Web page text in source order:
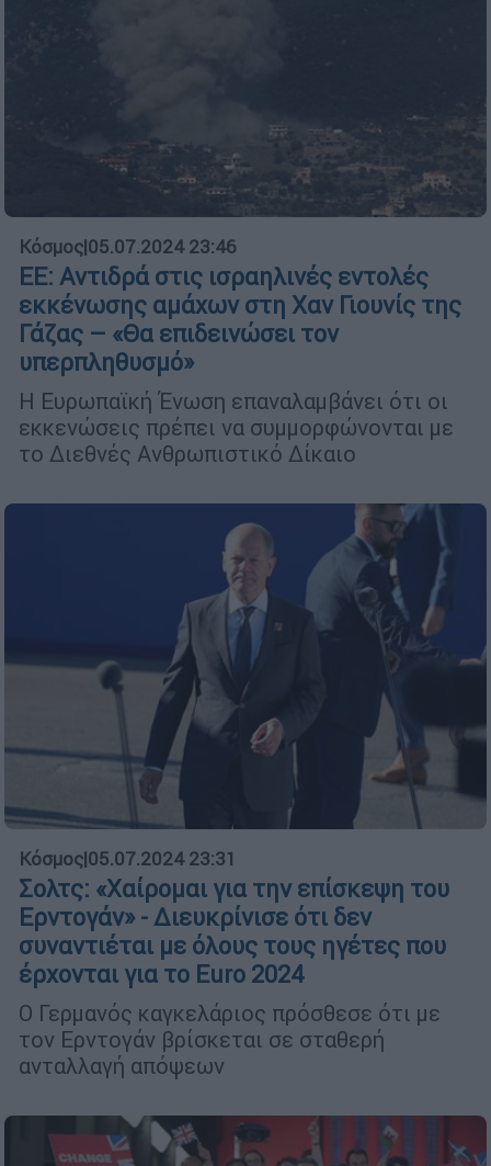
Κόσμος|05.07.2024 23:46
ΕΕ: Αντιδρά στις ισραηλινές εντολές
εκκένωσης αμάχων στη Χαν Γιουνίς της
Γάζας – «Θα επιδεινώσει τον
υπερπληθυσμό»
Η Ευρωπαϊκή Ένωση επαναλαμβάνει ότι οι
εκκενώσεις πρέπει να συμμορφώνονται με
το Διεθνές Ανθρωπιστικό Δίκαιο
Κόσμος|05.07.2024 23:31
Σολτς: «Χαίρομαι για την επίσκεψη του
Ερντογάν» - Διευκρίνισε ότι δεν
συναντιέται με όλους τους ηγέτες που
έρχονται για το Euro 2024
Ο Γερμανός καγκελάριος πρόσθεσε ότι με
τον Ερντογάν βρίσκεται σε σταθερή
ανταλλαγή απόψεων